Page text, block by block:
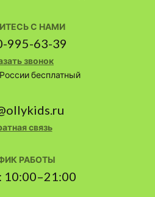
С НАМИ
995-63-39
звонок
бесплатный
связь
РАБОТЫ
10:00–21:00